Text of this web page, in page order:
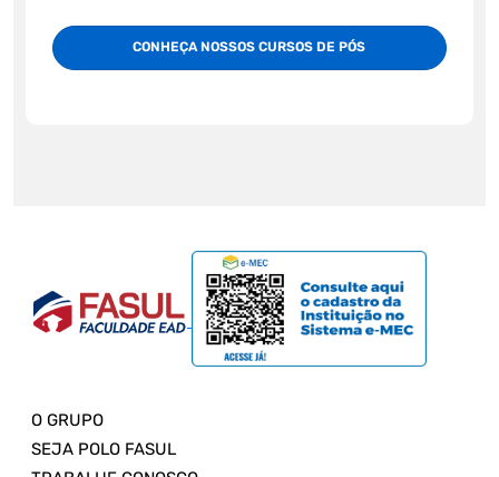
CONHEÇA NOSSOS CURSOS DE PÓS
O GRUPO
SEJA POLO FASUL